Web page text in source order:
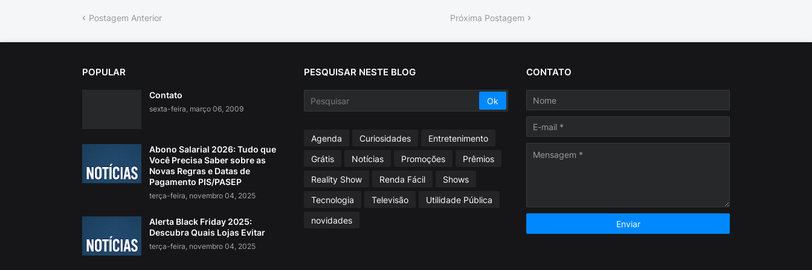
Postagem Anterior Próxima Postagem
POPULAR
Contato
sexta-feira, março 06, 2009
Abono Salarial 2026: Tudo que
Você Precisa Saber sobre as
Novas Regras e Datas de
Pagamento PIS/PASEP
terça-feira, novembro 04, 2025
Alerta Black Friday 2025:
Descubra Quais Lojas Evitar
terça-feira, novembro 04, 2025
PESQUISAR NESTE BLOG
Agenda Curiosidades
Entretenimento
Grátis
Notícias Promoções
Prêmios
Reality Show
Renda Fácil
Shows
Tecnologia
Televisão
Utilidade Pública
novidades
CONTATO